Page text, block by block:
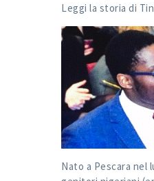
Leggi la storia di
Nato a Pescara nel